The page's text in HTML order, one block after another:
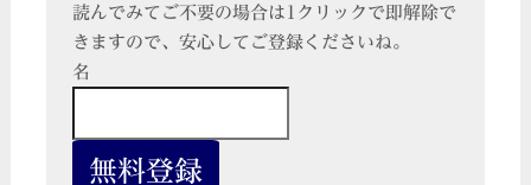
読んでみてご不要の場合は1クリックで即解除で
きますので、安心してご登録くださいね。
名